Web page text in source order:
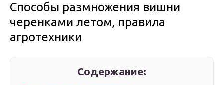
Способы размножения вишни
черенками летом, правила
агротехники
Содержание: